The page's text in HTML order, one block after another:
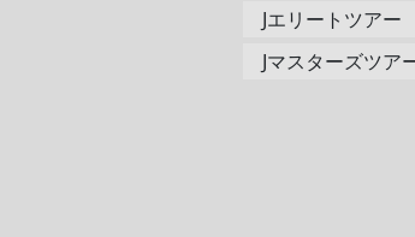
Jエリートツア
Jマスターズツ